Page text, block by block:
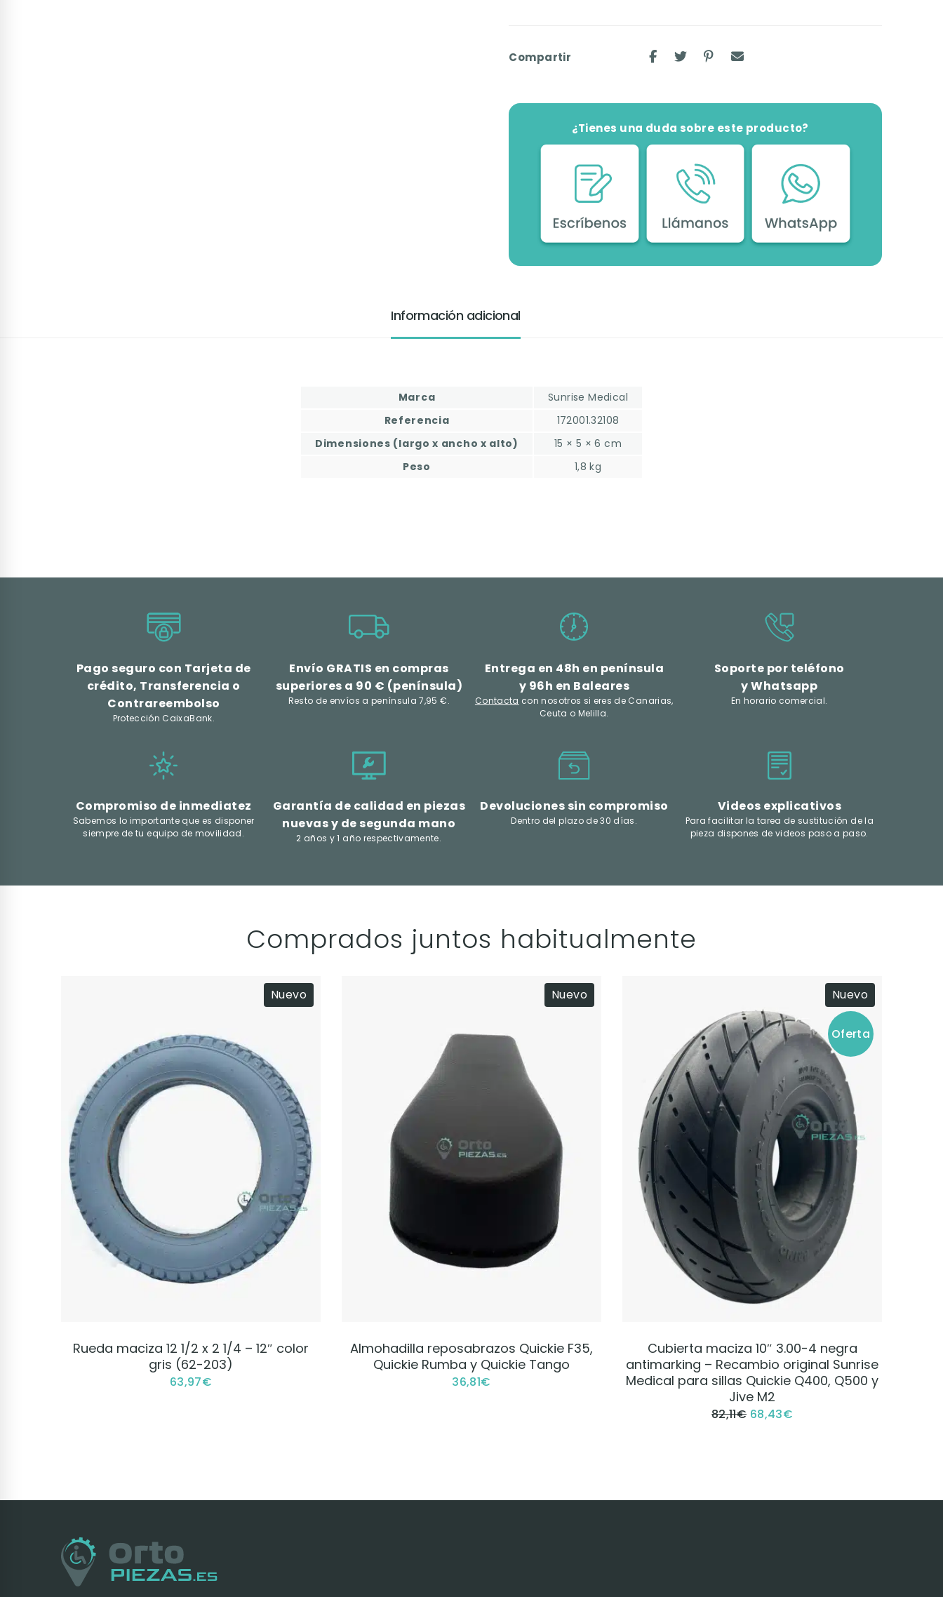
Compartir
¿Tienes una duda sobre este producto?
Información adicional
Marca
Sunrise Medical
Referencia
172001.32108
Dimensiones (largo x ancho x alto)
15 × 5 × 6 cm
Peso
1,8 kg
Pago seguro con Tarjeta de
crédito, Transferencia o
Contrareembolso
Protección CaixaBank.
Envío GRATIS en compras
superiores a 90 € (península)
Resto de envíos a península 7,95 €.
Entrega en 48h en península
y 96h en Baleares
Contacta con nosotros si eres de Canarias,
Ceuta o Melilla.
Soporte por teléfono
y Whatsapp
En horario comercial.
Compromiso de inmediatez
Sabemos lo importante que es disponer
siempre de tu equipo de movilidad.
Garantía de calidad en piezas
nuevas y de segunda mano
2 años y 1 año respectivamente.
Devoluciones sin compromiso
Dentro del plazo de 30 días.
Videos explicativos
Para facilitar la tarea de sustitución de la
pieza dispones de videos paso a paso.
Comprados juntos habitualmente
Nuevo
VER PRODUCTO
Rueda maciza 12 1/2 x 2 1/4 – 12″ color
gris (62-203)
63,97€
Nuevo
VER PRODUCTO
Almohadilla reposabrazos Quickie F35,
Quickie Rumba y Quickie Tango
36,81€
Oferta
Nuevo
VER PRODUCTO
Cubierta maciza 10″ 3.00-4 negra
antimarking – Recambio original Sunrise
Medical para sillas Quickie Q400, Q500 y
Jive M2
82,11€ 68,43€